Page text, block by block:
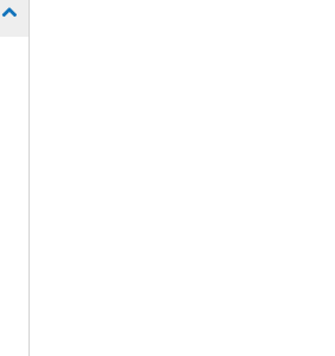
Erakutsi/izkutatu azpiorriak